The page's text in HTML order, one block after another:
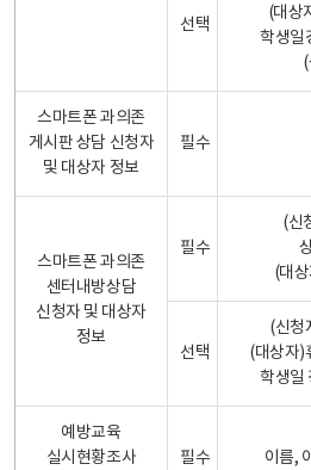
선택
(대상
학생일
스마트폰 과의존
게시판 상담 신청자
및 대상자 정보
필수
스마트폰 과의존
센터내방상담
신청자 및 대상자
정보
필수
(신
(대
선택
(신청
(대상자)
학생일
예방교육
실시현황조사
필수 이름,